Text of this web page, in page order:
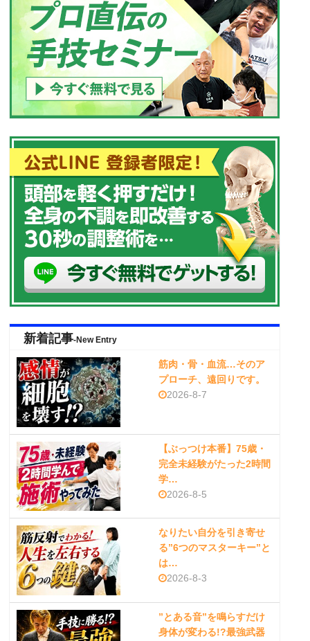
新着記事-New Entry
筋肉・骨・血流…そのア
プローチ、遠回りです。
2026-8-7
【ぶっつけ本番】75歳・
完全未経験がたった2時間
学…
2026-8-5
なりたい自分を引き寄せ
る”6つのマスターキー”と
は…
2026-8-3
”とある音”を鳴らすだけ
身体が変わる!?最強武器